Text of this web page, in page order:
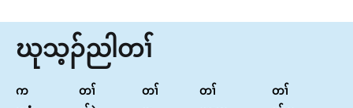
ဃုသ့ၣ်ညါတၢ်
က
တၢ်
တၢ်
တၢ်
တၢ်